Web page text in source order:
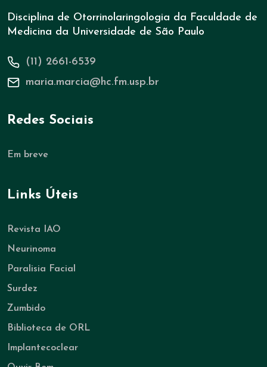
Disciplina de Otorrinolaringologia da Faculdade de
Medicina da Universidade de São Paulo
(11) 2661-6539
maria.marcia@hc.fm.usp.br
Redes Sociais
Em breve
Links Úteis
Revista IAO
Neurinoma
Paralisia Facial
Surdez
Zumbido
Biblioteca de ORL
Implantecoclear